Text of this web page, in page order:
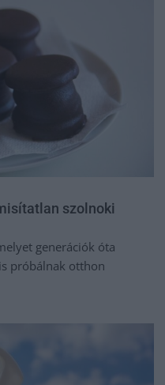
szolnoki
generációk óta
próbálnak otthon